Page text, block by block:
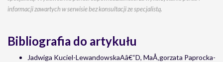
informacji zawartych w serwisie bez konsultacji ze specjalistą.
Bibliografia do artykułu
Jadwiga Kuciel-LewandowskaAâ€“D, MaÅ‚gorzata Paprocka-